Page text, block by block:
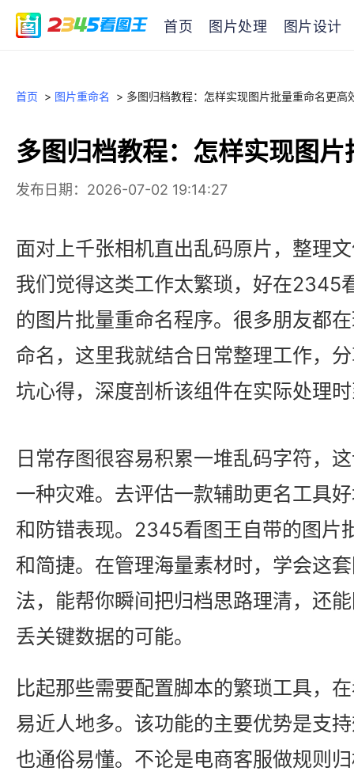
首页 图片处理 图片设计
首页 > 图片重命名 > 多图归档教程：怎样实现图片批量重命名更高
多图归档教程：怎样实现图
发布日期：2026-07-02 19:14:27
面对上千张相机直出乱码原片，整理
我们觉得这类工作太繁琐，好在2345
的图片批量重命名程序。很多朋友都
命名，这里我就结合日常整理工作，
坑心得，深度剖析该组件在实际处理
日常存图很容易积累一堆乱码字符，
一种灾难。去评估一款辅助更名工具
和防错表现。2345看图王自带的图片
和简捷。在管理海量素材时，学会这
法，能帮你瞬间把归档思路理清，还
丢关键数据的可能。
比起那些需要配置脚本的繁琐工具，
易近人地多。该功能的主要优势是支
也通俗易懂。不论是电商客服做规则